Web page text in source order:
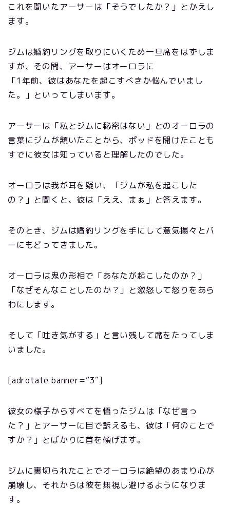
これを聞いたアーサーは「そうでしたか？」とかえし
ます。
ジムは婚約リングを取りにいくため一旦席をはずしま
すが、その間、アーサーはオーロラに
「1年前、彼はあなたを起こすべきか悩んでいまし
た。」といってしまいます。
アーサーは「私とジムに秘密はない」とのオーロラの
言葉にジムが頷いたことから、ポッドを開けたことも
すでに彼女は知っていると理解したのでした。
オーロラは我が耳を疑い、「ジムが私を起こした
の？」と聞くと、彼は「ええ、まぁ」と答えます。
そのとき、ジムは婚約リングを手にして意気揚々とバ
ーにもどってきました。
オーロラは鬼の形相で「あなたが起こしたのか？」
「なぜそんなことしたのか？」と激怒して怒りをあら
わにします。
そして「吐き気がする」と言い残して席をたってしま
いました。
[adrotate banner=”3″]
彼女の様子からすべてを悟ったジムは「なぜ言っ
た？」とアーサーに目で訴えるも、彼は「何のことで
すか？」とばかりに首を傾げます。
ジムに裏切られたことでオーロラは絶望のあまり心が
崩壊し、それからは彼を無視し避けるようになりま
す。